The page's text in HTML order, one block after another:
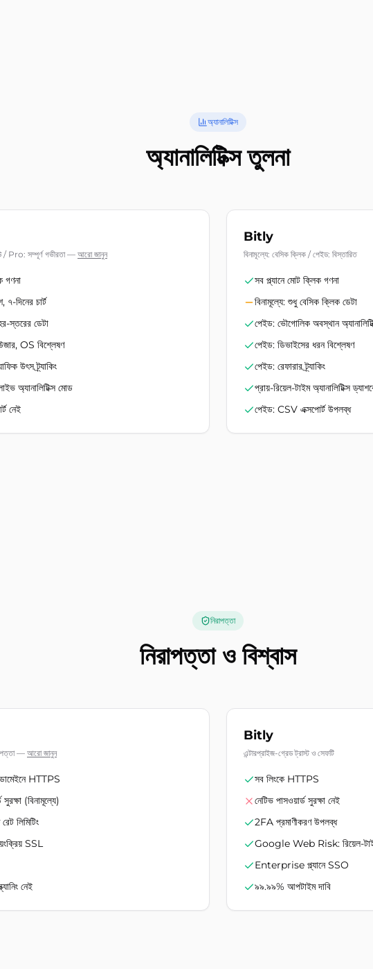
অ্যানালিটিক্স
অ্যানালিটিক্স তুলনা
/ Pro: সম্পূর্ণ গভীরতা— আরো জানুন
গণনা
৭-দিনের চার্ট
স্তরের ডেটা
OS বিশ্লেষণ
উৎস ট্র্যাকিং
অ্যানালিটিক্স মোড
নেই
Bitly
বিনামূল্যে: বেসিক ক্লিক / পেইড: বিস্তারিত
সব প্ল্যানে মোট ক্লিক গণনা
বিনামূল্যে: শুধু বেসিক ক্লিক ডেটা
পেইড: ভৌগোলিক অবস্থান
পেইড: ডিভাইসের ধরন বিশ্লেষণ
পেইড: রেফারার ট্র্যাকিং
প্রায়-রিয়েল-টাইম অ্যানালিটিক্স
পেইড: CSV এক্সপোর্ট উপলব্ধ
নিরাপত্তা
নিরাপত্তা ও বিশ্বাস
— আরো জানুন
HTTPS
(বিনামূল্যে)
লিমিটিং
SSL
নেই
Bitly
এন্টারপ্রাইজ-গ্রেড ট্রাস্ট ও সেফটি
সব লিংকে HTTPS
নেটিভ পাসওয়ার্ড সুরক্ষা নেই
2FA প্রমাণীকরণ উপলব্ধ
Google Web Risk: রিয়েল-
Enterprise প্ল্যানে SSO
৯৯.৯৯% আপটাইম দাবি